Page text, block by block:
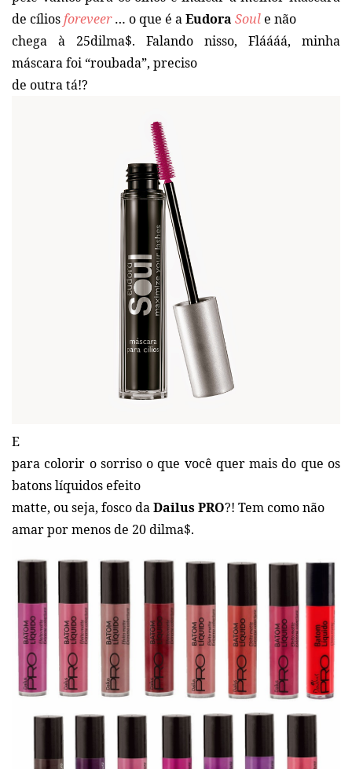
de cíliosforeveer… o que é aEudora Soule não
chega à 25dilma$. Falando nisso, Fláááá, minha
máscara foi “roubada”, preciso
de outra tá!?
E
para colorir o sorriso o que você quer mais do que os
batons líquidos efeito
matte, ou seja, fosco daDailus PRO?! Tem como não
amar por menos de 20 dilma$.